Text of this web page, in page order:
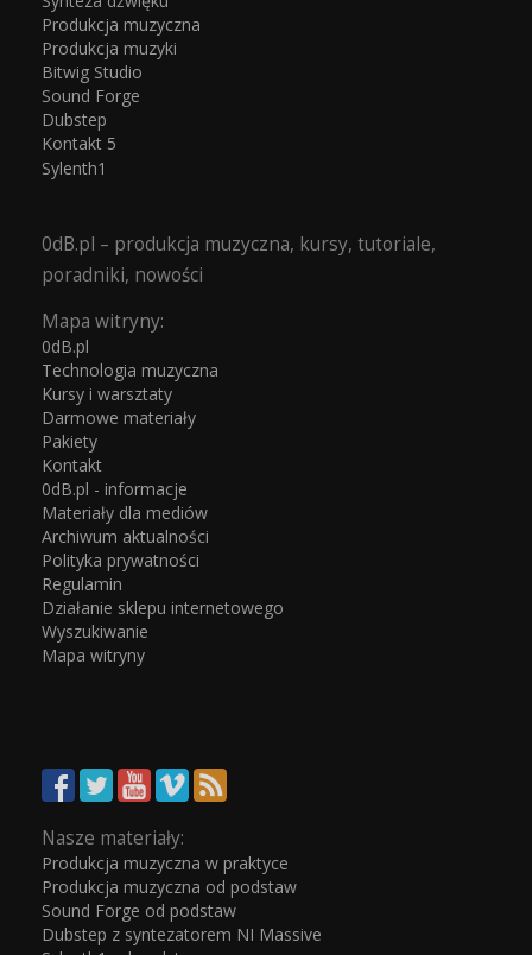
Produkcja muzyczna
Produkcja muzyki
Bitwig Studio
Sound Forge
Dubstep
Kontakt 5
Sylenth1
0dB.pl – produkcja muzyczna, kursy, tutoriale,
poradniki, nowości
Mapa witryny:
0dB.pl
Technologia muzyczna
Kursy i warsztaty
Darmowe materiały
Pakiety
Kontakt
0dB.pl - informacje
Materiały dla mediów
Archiwum aktualności
Polityka prywatności
Regulamin
Działanie sklepu internetowego
Wyszukiwanie
Mapa witryny
Nasze materiały:
Produkcja muzyczna w praktyce
Produkcja muzyczna od podstaw
Sound Forge od podstaw
Dubstep z syntezatorem NI Massive